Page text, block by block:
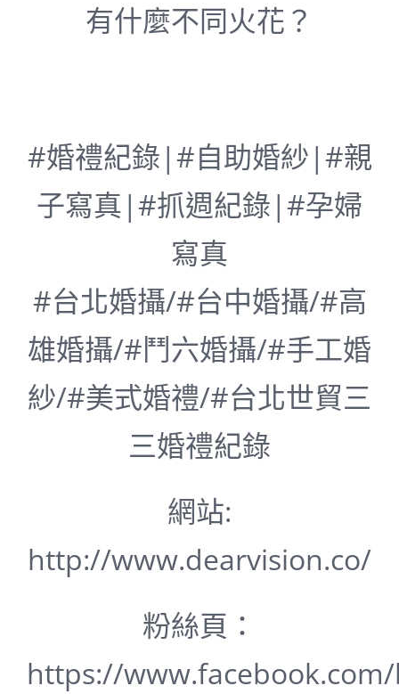
有什麼不同火花？
#婚禮紀錄|#自助婚紗|#親
子寫真|#抓週紀錄|#孕婦
寫真
#台北婚攝/#台中婚攝/#高
雄婚攝/#鬥六婚攝/#手工婚
紗/#美式婚禮/#台北世貿三
三婚禮紀錄
網站:
http://www.dearvision.co/
粉絲頁：
https://